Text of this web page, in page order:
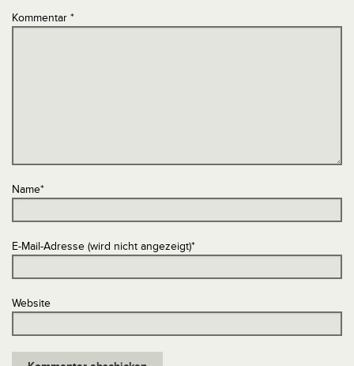
Kommentar *
Name*
E-Mail-Adresse (wird nicht angezeigt)*
Website